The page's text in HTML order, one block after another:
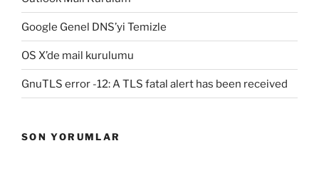
Google Genel DNS’yi Temizle
OS X’de mail kurulumu
GnuTLS error -12: A TLS fatal alert has been received
SON YORUMLAR